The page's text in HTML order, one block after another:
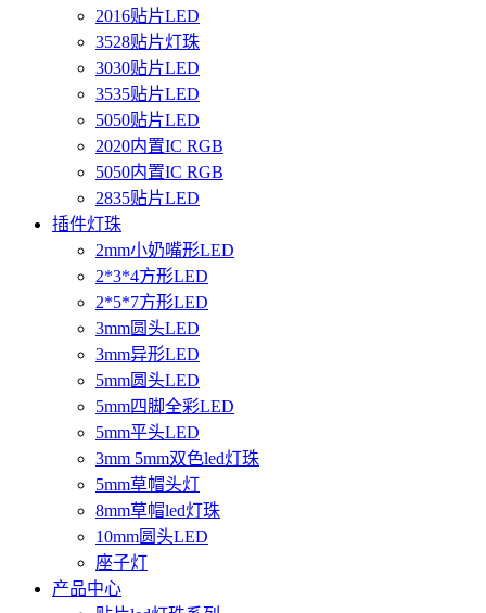
2016贴片LED
3528贴片灯珠
3030贴片LED
3535贴片LED
5050贴片LED
2020内置IC RGB
5050内置IC RGB
2835贴片LED
插件灯珠
2mm小奶嘴形LED
2*3*4方形LED
2*5*7方形LED
3mm圆头LED
3mm异形LED
5mm圆头LED
5mm四脚全彩LED
5mm平头LED
3mm 5mm双色led灯珠
5mm草帽头灯
8mm草帽led灯珠
10mm圆头LED
座子灯
产品中心